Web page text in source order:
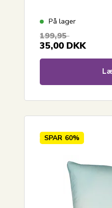
På lager
199,95
35,00 DKK
SPAR 60%